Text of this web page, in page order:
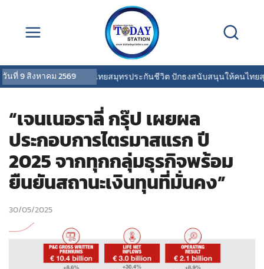
วันที่9 สิงหาคม 2569
OCEAN LIFE ไทยสมุทรประกันชีวิต ปักธงสนับสนุนให้คนไทยสุข
“เจนเนอราลี่ กรุ๊ป เผยผล
ประกอบการไตรมาสแรก ปี
2025 จากทุกกลุ่มธุรกิจพร้อม
ยืนยันสถานะเงินทุนที่มั่นคง”
30/05/2025